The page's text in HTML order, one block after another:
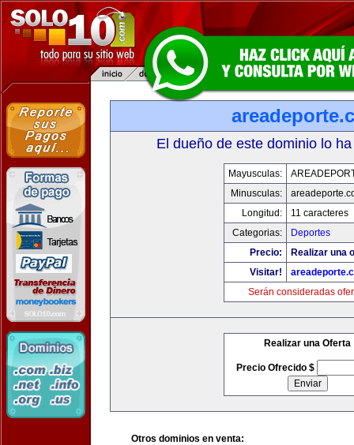
El dueño de este dominio lo
Mayusculas:
Minusculas:
Longitud:
11 caracteres
Categorias:
Deportes
Precio:
Realizar una
Visitar!
Serán consideradas
Realizar una Oferta
Precio Ofrecido $
Otros dominios en venta: